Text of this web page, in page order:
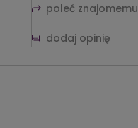
poleć znajomemu
dodaj opinię